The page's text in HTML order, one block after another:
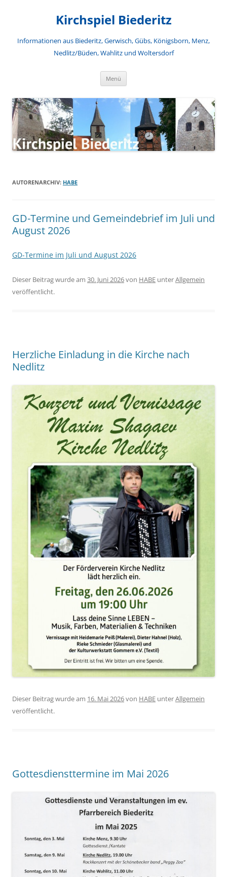
Kirchspiel Biederitz
Informationen aus Biederitz, Gerwisch, Gübs, Königsborn, Menz,
Nedlitz/Büden, Wahlitz und Woltersdorf
Menü
AUTORENARCHIV: HABE
GD-Termine und Gemeindebrief im Juli und
August 2026
GD-Termine im Juli und August 2026
Dieser Beitrag wurde am 30. Juni 2026von HABE unterAllgemein
veröffentlicht.
Herzliche Einladung in die Kirche nach
Nedlitz
Dieser Beitrag wurde am 16. Mai 2026von HABE unterAllgemein
veröffentlicht.
Gottesdiensttermine im Mai 2026